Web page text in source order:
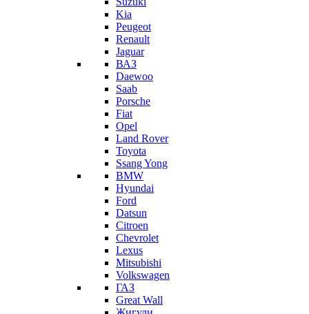
Kia
Peugeot
Renault
Jaguar
ВАЗ
Daewoo
Saab
Porsche
Fiat
Opel
Land Rover
Toyota
Ssang Yong
BMW
Hyundai
Ford
Datsun
Citroen
Chevrolet
Lexus
Mitsubishi
Volkswagen
ГАЗ
Great Wall